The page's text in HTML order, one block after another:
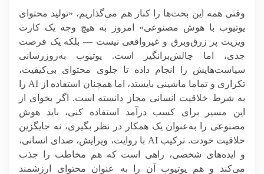
وقتی همه این بحث‌ها را کنار هم می‌گذاریم، «تولید محتوای
یوتیوب با هوش مصنوعی» امروز به هیچ وجه یک کارت
ویزیت پر زرق‌وبرق و غیرواقعی نیست — بلکه یک فرصت
جدی، اما چالش‌برانگیز است. یوتیوب به‌روز‌رسانی
سیاست‌هایش را انجام داده تا جلوی محتوای بی‌کیفیت،
تکراری و تماما ماشینی بایستد، اما همچنان استفاده از AI را
به شرط خلاقیت انسانی مجاز دانسته است. اگر بخوای از
این مسیر برای کسب درآمد استفاده کنی، باید هوش
مصنوعی را به‌عنوان یک همکار در نظر بگیری، نه جایگزین
خلاقیت خودت. ترکیب AI با روایت، ویرایش، صدای انسانی،
و ایده‌های شخصی، راهی است که هم مخاطب را جذب
می‌کند و هم یوتیوب آن را به عنوان محتوای ارزشمند